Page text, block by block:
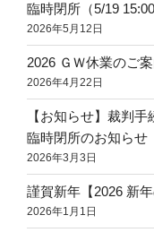
臨時閉所（5/19
2026年5月12日
2026 ＧＷ休業のご案
2026年4月22日
【お知らせ】裁判
臨時閉所のお知らせ
2026年3月3日
謹賀新年【2026 新年
2026年1月1日